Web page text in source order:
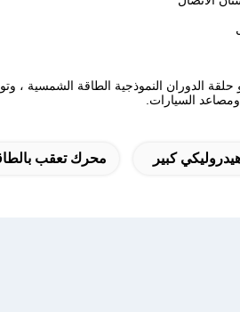
الدوران النموذجية الطاقة الشمسية ،
السيارات.
كبير محرك تعقب